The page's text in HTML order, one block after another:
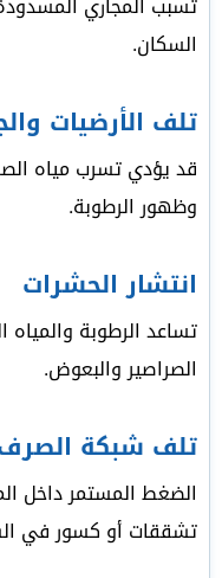
السكان.
تلف الأرضيات
قد يؤدي تسرب مياه
وظهور الرطوبة.
انتشار الحشرات
تساعد الرطوبة والمياه
الصراصير والبعوض.
تلف شبكة
الضغط المستمر داخل
تشققات أو كسور في